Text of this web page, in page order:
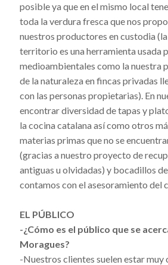
posible ya que en el mismo local
toda la verdura fresca que nos
nuestros productores en custodia
territorio es una herramienta usada
medioambientales como la nuestra
de la naturaleza en fincas privadas
con las personas propietarias). En
encontrar diversidad de tapas y
la cocina catalana así como otros
materias primas que no se
(gracias a nuestro proyecto de
antiguas u olvidadas) y bocadillos
contamos con el asesoramiento del
EL PÚBLICO
-¿Cómo es el público que se
Moragues?
-Nuestros clientes suelen estar muy